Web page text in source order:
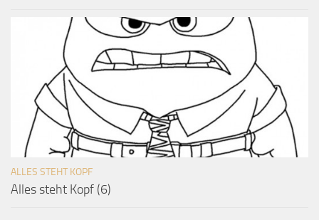
ALLES STEHT KOPF
Alles steht Kopf (6)